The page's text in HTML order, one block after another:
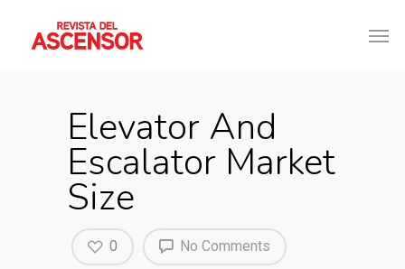
Elevator And
Escalator Market
Size
No Comments
0